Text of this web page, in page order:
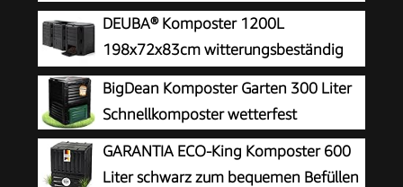
Thermokomposter HDPE-Kunststoff
Kompostierer korrosionsbeständig
hitzebeständig Kompostbehälter
Kompostierung für Reduzierung des Hausmülls
DEUBA® Komposter 1200L
198x72x83cm witterungsbeständig
Deckel klappbar Gartenkomposter
Thermokomposter Schnellkomposter
BigDean Komposter Garten 300 Liter
Schnellkomposter wetterfest
GARANTIA ECO-King Komposter 600
Liter schwarz zum bequemen Befüllen